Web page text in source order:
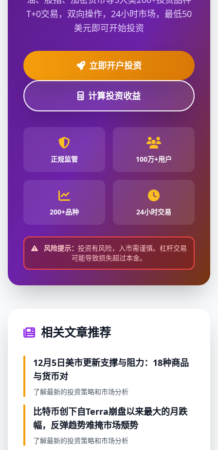
T+0交易，双向操作，24小时市场，最低50
美元即可开始投资
立即开户投资
计算投资收益
正规监管 100万+用户
200+品种 24小时交易
风险提示： 投资有风险，入市需谨慎。杠杆交易
可能导致损失超过本金。
相关文章推荐
12月5日美市更新支撑与阻力：18种商品
与货币对
了解最新的投资策略和市场分析
比特币创下自Terra崩盘以来最大的月跌
幅，反弹趋势难掩市场颓势
了解最新的投资策略和市场分析